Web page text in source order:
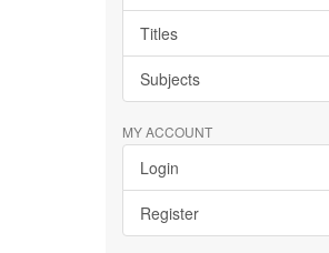
Titles
Subjects
MY ACCOUNT
Login
Register